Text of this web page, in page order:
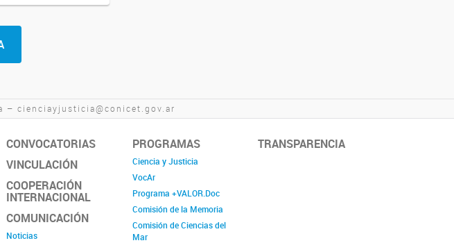
– cienciayjusticia@conicet.gov.ar
CONVOCATORIAS
VINCULACIÓN
COOPERACIÓN
INTERNACIONAL
COMUNICACIÓN
Noticias
PROGRAMAS
Ciencia y Justicia
VocAr
Programa +VALOR.Doc
Comisión de la Memoria
Comisión de Ciencias del
Mar
TRANSPARENCIA